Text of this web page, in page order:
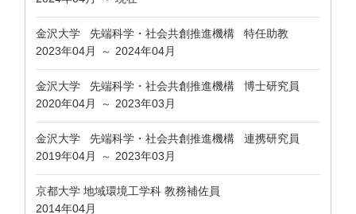
金沢大学 先端科学・社会共創推進機構 特任助教
2023年04月
～ 2024年04月
金沢大学 先端科学・社会共創推進機構 博士研究員
2020年04月
～ 2023年03月
金沢大学 先端科学・社会共創推進機構 連携研究員
2019年04月
～ 2023年03月
京都大学 地域環境工学科 教務補佐員
2014年04月